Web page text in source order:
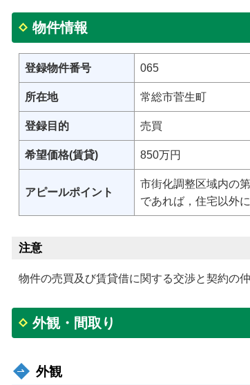
物件情報
登録物件番号 065
所在地 常総市菅生町
登録目的 売買
希望価格(賃貸) 850万円
アピールポイント
市街化調整区域内の
であれば，住宅以外
注意
物件の売買及び賃貸借に関する交渉と契約の
外観・間取り
外観